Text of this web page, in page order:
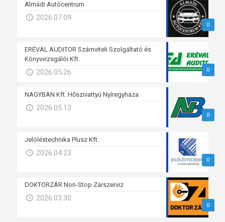
0
Almádi Autócentrum
2026.07.09.
0
ERÉVAL AUDITOR Számviteli Szolgáltató és
Könyvvizsgálói Kft.
2026.05.26.
0
NAGYBAN Kft. Hőszivattyú Nyíregyháza
2026.05.13.
0
Jelöléstechnika Plusz Kft.
2026.04.23.
0
DOKTORZÁR Non-Stop Zárszerviz
2026.03.30.